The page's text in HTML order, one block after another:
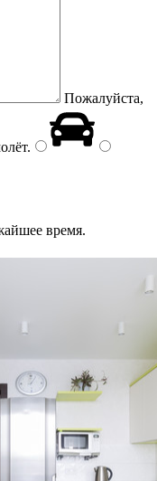
Пожалуйста,
.
время.